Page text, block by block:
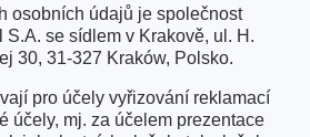
osobních údajů je společnost
S.A. se sídlem v Krakově, ul. H.
30, 31-327 Kraków, Polsko.
pro účely vyřizování reklamací
účely, mj. za účelem prezentace